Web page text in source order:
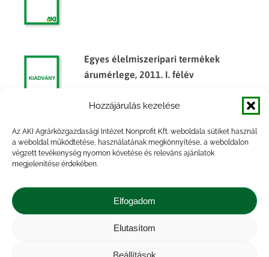
Hozzájárulás kezelése
Az AKI Agrárközgazdasági Intézet Nonprofit Kft. weboldala sütiket használ
a weboldal működtetése, használatának megkönnyítése, a weboldalon
végzett tevékenység nyomon követése és releváns ajánlatok
megjelenítése érdekében.
Elfogadom
Elutasítom
Beállítások
Egyes élelmiszeripari termékek
árumérlege, 2011. I. félév
Egyes élelmiszeripari termékek
árumérlege, 2010. I. félév
Kapcsolat |